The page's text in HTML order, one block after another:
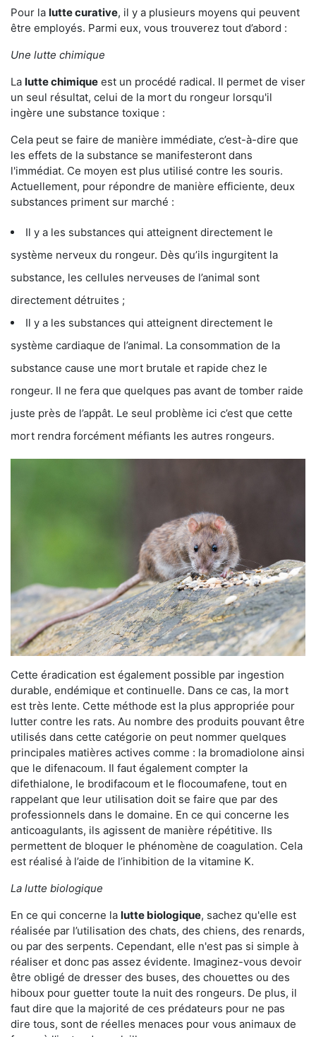
Pour la lutte curative, il y a plusieurs moyens qui peuvent
être employés. Parmi eux, vous trouverez tout d’abord :
Une lutte chimique
La lutte chimique est un procédé radical. Il permet de viser
un seul résultat, celui de la mort du rongeur lorsqu'il
ingère une substance toxique :
Cela peut se faire de manière immédiate, c’est-à-dire que
les effets de la substance se manifesteront dans
l'immédiat. Ce moyen est plus utilisé contre les souris.
Actuellement, pour répondre de manière efficiente, deux
substances priment sur marché :
Il y a les substances qui atteignent directement le
système nerveux du rongeur. Dès qu’ils ingurgitent la
substance, les cellules nerveuses de l’animal sont
directement détruites ;
Il y a les substances qui atteignent directement le
système cardiaque de l’animal. La consommation de la
substance cause une mort brutale et rapide chez le
rongeur. Il ne fera que quelques pas avant de tomber raide
juste près de l’appât. Le seul problème ici c’est que cette
mort rendra forcément méfiants les autres rongeurs.
Cette éradication est également possible par ingestion
durable, endémique et continuelle. Dans ce cas, la mort
est très lente. Cette méthode est la plus appropriée pour
lutter contre les rats. Au nombre des produits pouvant être
utilisés dans cette catégorie on peut nommer quelques
principales matières actives comme : la bromadiolone ainsi
que le difenacoum. Il faut également compter la
difethialone, le brodifacoum et le flocoumafene, tout en
rappelant que leur utilisation doit se faire que par des
professionnels dans le domaine. En ce qui concerne les
anticoagulants, ils agissent de manière répétitive. Ils
permettent de bloquer le phénomène de coagulation. Cela
est réalisé à l’aide de l’inhibition de la vitamine K.
La lutte biologique
En ce qui concerne la lutte biologique, sachez qu'elle est
réalisée par l’utilisation des chats, des chiens, des renards,
ou par des serpents. Cependant, elle n'est pas si simple à
réaliser et donc pas assez évidente. Imaginez-vous devoir
être obligé de dresser des buses, des chouettes ou des
hiboux pour guetter toute la nuit des rongeurs. De plus, il
faut dire que la majorité de ces prédateurs pour ne pas
dire tous, sont de réelles menaces pour vous animaux de